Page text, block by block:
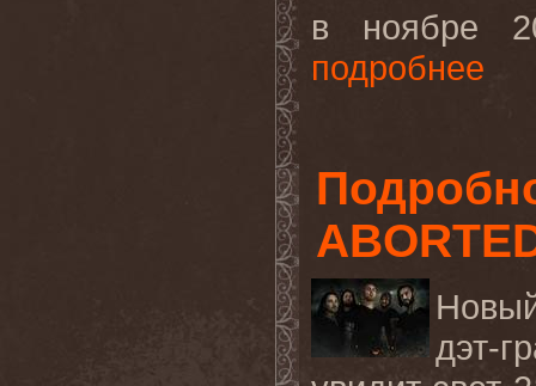
в ноябре
подробнее
дэт-